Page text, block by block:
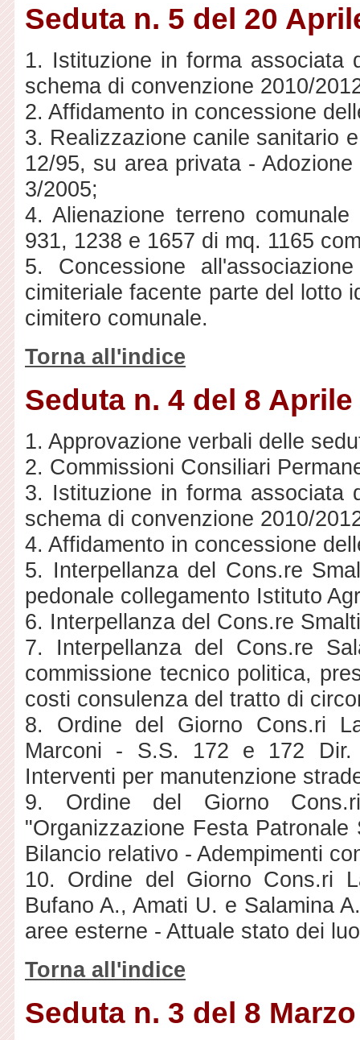
Seduta n. 5 del 20
1. Istituzione in forma associata
schema di convenzione 2010/
2. Affidamento in concessione
3. Realizzazione canile sanitario
12/95, su area privata -
3/2005;
4. Alienazione terreno
931, 1238 e 1657 di mq. 1165
5. Concessione
cimiteriale facente parte del lotto
cimitero comunale.
Torna all'indice
Seduta n. 4 del 8 Aprile
1. Approvazione verbali delle
2. Commissioni Consiliari
3. Istituzione in forma associata
schema di convenzione 2010/
4. Affidamento in concessione
5. Interpellanza del Cons.re
pedonale collegamento Istituto
6. Interpellanza del Cons.re
7. Interpellanza del Cons.re
commissione tecnico politica,
costi consulenza del tratto di
8. Ordine del Giorno Cons.ri
Marconi - S.S. 172 e 172 Dir.
Interventi per manutenzione
9. Ordine del Giorno
"Organizzazione Festa
Bilancio relativo - Adempimenti
10. Ordine del Giorno Cons.ri
Bufano A., Amati U. e Salamina
aree esterne - Attuale stato dei
Torna all'indice
Seduta n. 3 del 8